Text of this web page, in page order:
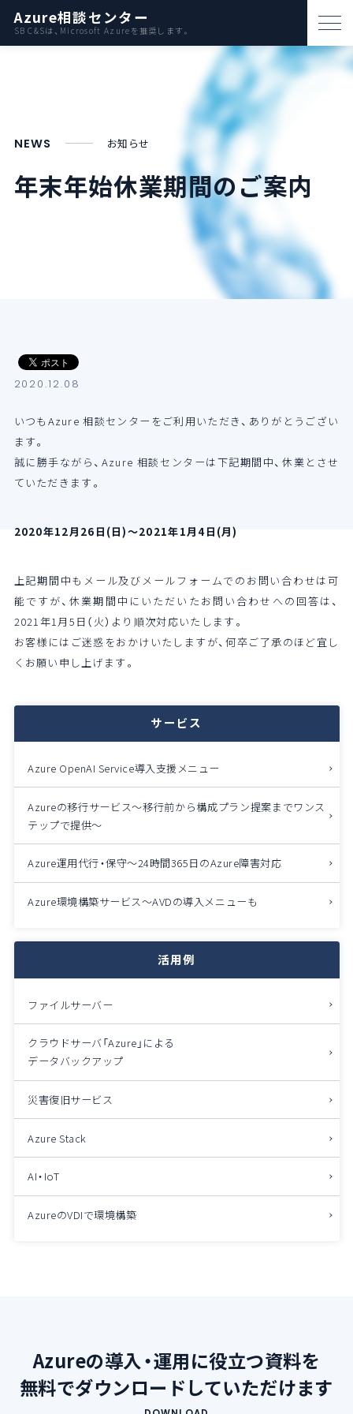
Azure相談センター
SB C&Sは、Microsoft Azureを推奨します。
パートナー支援
資料ダウンロード
お問い合わせ
Azureとは
AWS比較
ブログ
イベント・セミナー
NEWS お知らせ
年末年始休業期間のご案内
2020.12.08
いつもAzure 相談センターをご利用いただき、ありがとうござい
ます。
誠に勝手ながら、Azure 相談センターは下記期間中、休業とさせ
ていただきます。
2020年12月26日(日)～2021年1月4日(月)
上記期間中もメール及びメールフォームでのお問い合わせは可
能ですが、休業期間中にいただいたお問い合わせへの回答は、
2021年1月5日（火）より順次対応いたします。
お客様にはご迷惑をおかけいたしますが、何卒ご了承のほど宜し
くお願い申し上げます。
サービス
Azure OpenAI Service導入支援メニュー
Azureの移行サービス～移行前から構成プラン提案までワンス
テップで提供～
Azure運用代行・保守～24時間365日のAzure障害対応
Azure環境構築サービス～AVDの導入メニューも
活用例
ファイルサーバー
クラウドサーバ「Azure」による
データバックアップ
災害復旧サービス
Azure Stack
AI・IoT
AzureのVDIで環境構築
Azureの導入・運用に役立つ資料を
無料でダウンロードしていただけます